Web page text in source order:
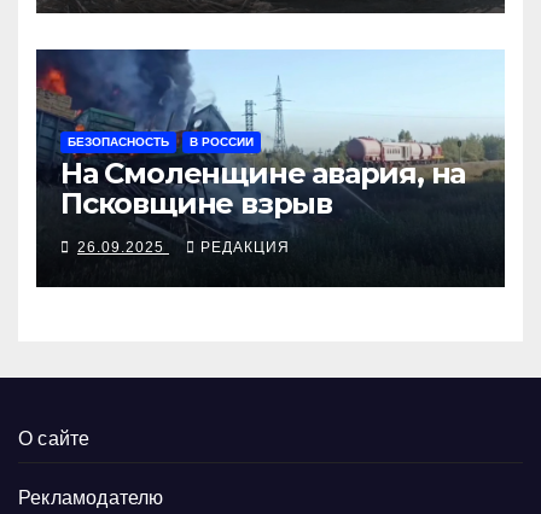
БЕЗОПАСНОСТЬ В РОССИИ
На Смоленщине авария, на
Псковщине взрыв
26.09.2025 РЕДАКЦИЯ
О сайте
Рекламодателю